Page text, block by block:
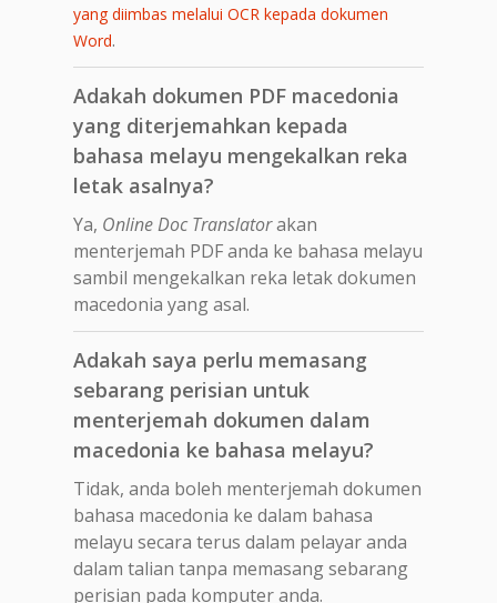
yang diimbas melalui OCR kepada dokumen
Word.
Adakah dokumen PDF macedonia
yang diterjemahkan kepada
bahasa melayu mengekalkan reka
letak asalnya?
Ya, Online Doc Translatorakan
menterjemah PDF anda ke bahasa melayu
sambil mengekalkan reka letak dokumen
macedonia yang asal.
Adakah saya perlu memasang
sebarang perisian untuk
menterjemah dokumen dalam
macedonia ke bahasa melayu?
Tidak, anda boleh menterjemah dokumen
bahasa macedonia ke dalam bahasa
melayu secara terus dalam pelayar anda
dalam talian tanpa memasang sebarang
perisian pada komputer anda.